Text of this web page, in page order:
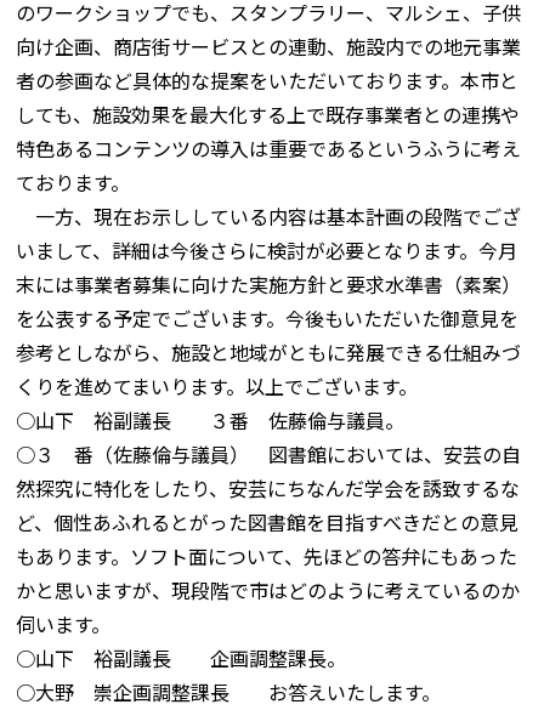
のワークショップでも、スタンプラリー、マルシェ、子供
向け企画、商店街サービスとの連動、施設内での地元事業
者の参画など具体的な提案をいただいております。本市と
しても、施設効果を最大化する上で既存事業者との連携や
特色あるコンテンツの導入は重要であるというふうに考え
ております。
一方、現在お示ししている内容は基本計画の段階でござ
いまして、詳細は今後さらに検討が必要となります。今月
末には事業者募集に向けた実施方針と要求水準書（素案）
を公表する予定でございます。今後もいただいた御意見を
参考としながら、施設と地域がともに発展できる仕組みづ
くりを進めてまいります。以上でございます。
○山下 裕副議長 ３番 佐藤倫与議員。
○３ 番（佐藤倫与議員） 図書館においては、安芸の自
然探究に特化をしたり、安芸にちなんだ学会を誘致するな
ど、個性あふれるとがった図書館を目指すべきだとの意見
もあります。ソフト面について、先ほどの答弁にもあった
かと思いますが、現段階で市はどのように考えているのか
伺います。
○山下 裕副議長 企画調整課長。
○大野 崇企画調整課長 お答えいたします。